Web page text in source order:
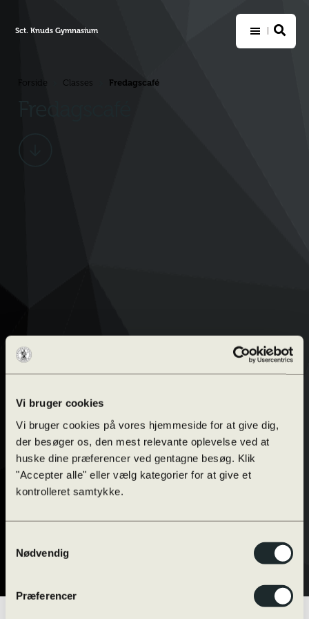
Vi bruger cookies
Vi bruger cookies på vores hjemmeside for at give dig,
der besøger os, den mest relevante oplevelse ved at
huske dine præferencer ved gentagne besøg. Klik
"Accepter alle" eller vælg kategorier for at give et
kontrolleret samtykke.
Nødvendig
Præferencer
Sct. Knuds Gymnasium
Forside Classes Fredagscafé
Fredagscafé